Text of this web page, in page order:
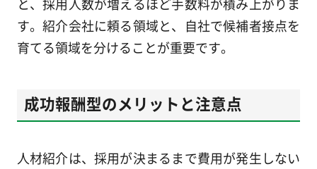
す。紹介会社に頼る領域と、自社で候補者接点を
育てる領域を分けることが重要です。
成功報酬型のメリットと注意点
人材紹介は、採用が決まるまで費用が発生しない